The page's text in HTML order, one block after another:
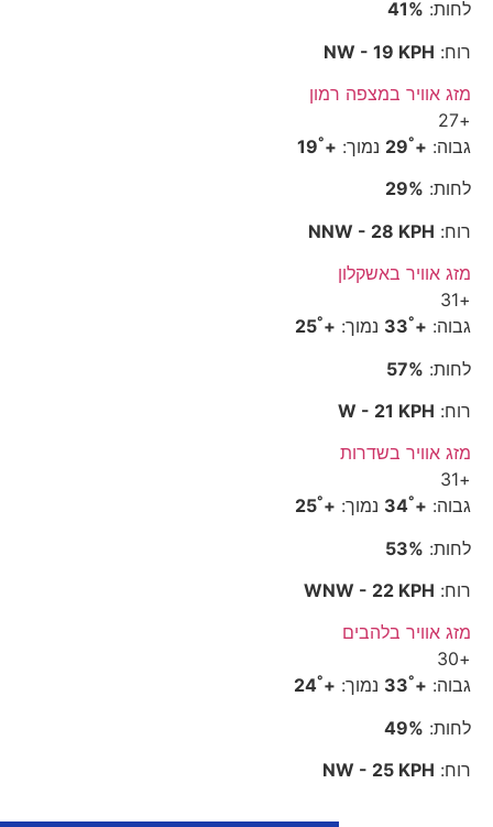
לחות: 41%
רוח: NW - 19 KPH
מזג אוויר במצפה רמון
+
27
גבוה: +
29° נמוך: +
19°
לחות: 29%
רוח: NNW - 28 KPH
מזג אוויר באשקלון
+
31
גבוה: +
33° נמוך: +
25°
לחות: 57%
רוח: W - 21 KPH
מזג אוויר בשדרות
+
31
גבוה: +
34° נמוך: +
25°
לחות: 53%
רוח: WNW - 22 KPH
מזג אוויר בלהבים
+
30
גבוה: +
33° נמוך: +
24°
לחות: 49%
רוח: NW - 25 KPH